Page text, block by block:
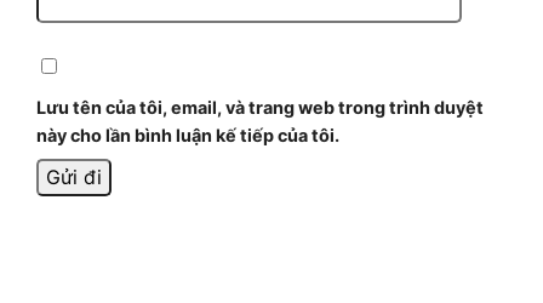
Lưu tên của tôi, email, và trang web trong trình duyệt
này cho lần bình luận kế tiếp của tôi.